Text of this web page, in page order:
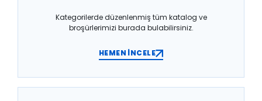
Kategorilerde düzenlenmiş tüm katalog ve
broşürlerimizi burada bulabilirsiniz.
HEMEN İNCELE